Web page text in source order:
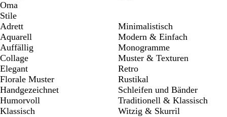
Oma
Stile
Adrett
Aquarell
Auffällig
Collage
Elegant
Florale Muster
Handgezeichnet
Humorvoll
Klassisch
Minimalistisch
Modern & Einfach
Monogramme
Muster & Texturen
Retro
Rustikal
Schleifen und Bänder
Traditionell & Klassisch
Witzig & Skurril